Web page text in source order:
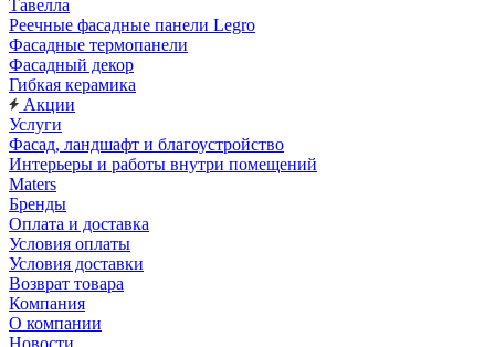
Тавелла
Реечные фасадные панели Legro
Фасадные термопанели
Фасадный декор
Гибкая керамика
Акции
Услуги
Фасад, ландшафт и благоустройство
Интерьеры и работы внутри помещений
Maters
Бренды
Оплата и доставка
Условия оплаты
Условия доставки
Возврат товара
Компания
О компании
Новости